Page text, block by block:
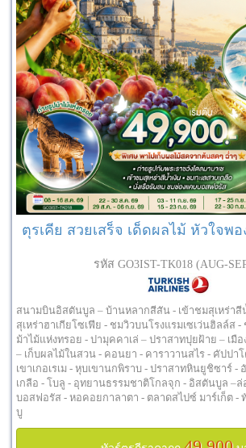
ตุรเคีย สวยเสร็จ เด็ดผลไม้ หัวใจพ
รหัส GO3IST-TK018 (AUG-
สนามบินอิสตันบูล – บ้านหลากสีสัน - เข้าชมสุเหร่าสี
สุเหร่าฮาเกียโซเฟีย - ชมวิวบนโรงแรมเซเว่นฮิลล์ส
ม้าไม้แห่งทรอย - ปามุคคาเล่ – ปราสาทปุยฝ้าย – เมื
– เก็บผลไม้ในสวน - คอนยา - คาราวานสไร - คัปปา
เขาเกอเรเม - หุบเขานกพิราบ - ปราสาทหินยูชิซาร์ -
เกลือ - โบลู - อุทยานธรรมชาติโกลจุก - อิสตันบูล –ล่
บอสฟอรัส - หอคอยกาลาตา - ตลาดสไปซ์ มาร์เก็ต -
บู